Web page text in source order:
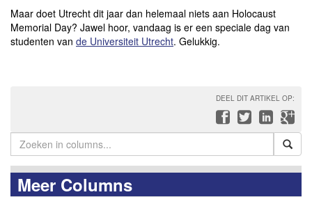
Maar doet Utrecht dit jaar dan helemaal niets aan Holocaust
Memorial Day? Jawel hoor, vandaag is er een speciale dag van
studenten van de Universiteit Utrecht. Gelukkig.
DEEL DIT ARTIKEL OP:
Meer Columns